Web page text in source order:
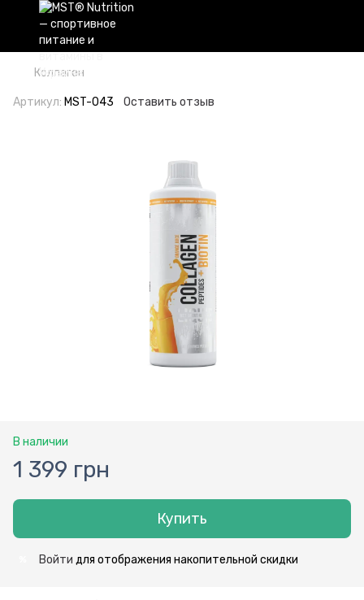
Коллаген
Артикул: MST-043 Оставить отзыв
В наличии
1 399 грн
Купить
Войти для отображения накопительной скидки